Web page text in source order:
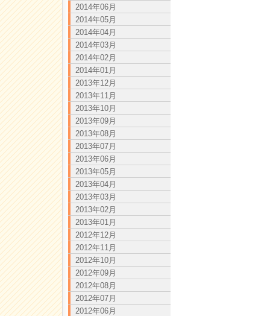
2014年06月
2014年05月
2014年04月
2014年03月
2014年02月
2014年01月
2013年12月
2013年11月
2013年10月
2013年09月
2013年08月
2013年07月
2013年06月
2013年05月
2013年04月
2013年03月
2013年02月
2013年01月
2012年12月
2012年11月
2012年10月
2012年09月
2012年08月
2012年07月
2012年06月